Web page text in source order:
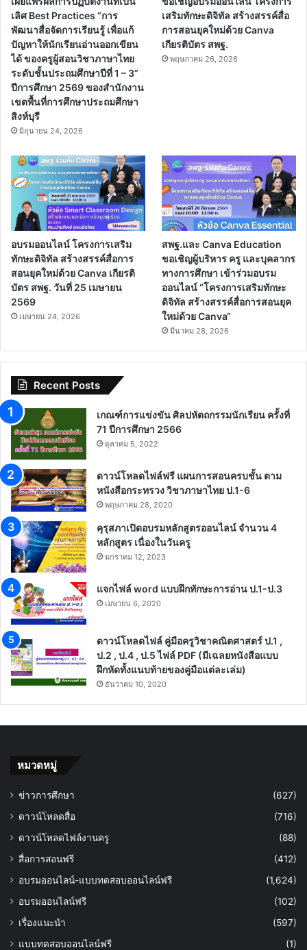
เลิศ Best Practices “การ
พัฒนาสื่อจัดการเรียนรู้ เพื่อแก้
ปัญหาให้นักเรียนอ่านออกเขียน
ได้ ของครูผู้สอนวิชาภาษาไทย
ระดับชั้นประถมศึกษาปีที่ 1 – 3”
ปีการศึกษา 2569 ของสำนักงาน
เขตพื้นที่การศึกษาประถมศึกษา
สิงห์บุรี
มิถุนายน 24, 2026
เสริมทักษะดิจิทัล สร้างสรรค์สื่อ
การสอนยุคใหม่ด้วย Canva
เกียรติบัตร สพฐ.
พฤษภาคม 26, 2026
อบรมออนไลน์ โครงการเสริม
ทักษะดิจิทัล สร้างสรรค์สื่อการ
สอนยุคใหม่ด้วย Canva เกียรติ
บัตร สพฐ. วันที่ 25 เมษายน
2569
เมษายน 24, 2026
สพฐ.และ Canva Education
ขอเชิญผู้บริหาร ครู และบุคลากร
ทางการศึกษา เข้าร่วมอบรม
ออนไลน์ “โครงการเสริมทักษะ
ดิจิทัล สร้างสรรค์สื่อการสอนยุค
ใหม่ด้วย Canva“
มีนาคม 28, 2026
Recent Posts
เกณฑ์การแข่งขัน ศิลปหัตถกรรมนักเรียน ครั้งที่
71 ปีการศึกษา 2566
ตุลาคม 5, 2022
ดาวน์โหลดไฟล์ฟรี แผนการสอนครบชั้น ตาม
หนังสือกระทรวง วิชาภาษาไทย ป.1-6
พฤษภาคม 28, 2020
คุรุสภาเปิดอบรมหลักสูตรออนไลน์ จำนวน 4
หลักสูตร เนื่องในวันครู
มกราคม 12, 2023
แจกไฟล์ word แบบฝึกทักษะการอ่าน ป.1-ป.3
เมษายน 6, 2020
ดาวน์โหลดไฟล์ คู่มือครูวิชาคณิตศาสตร์ ป.1 ,
ป.2 , ป.4 , ป.5 ไฟล์ PDF (มีเฉลยหนังสือแบบ
ฝึกหัดทั้งแนบท้ายของคู่มือแต่ละเล่ม)
ธันวาคม 10, 2020
หมวดหมู่
ข่าวการศึกษา
(627)
ดาวน์โหลดสื่อ
(716)
ดาวน์โหลดไฟล์งานครู
(88)
สื่อการสอนฟรี
(412)
อบรมออนไลน์-แบบทดสอบออนไลน์ฟรี
(1,624)
อบรมออนไลน์ฟรี
(102)
เรื่องแนะนำ
(597)
แบบทดสอบออนไลน์ฟรี
(1)